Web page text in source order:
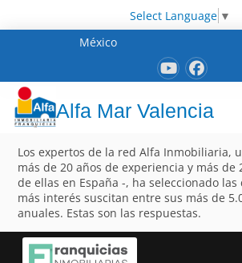
Select Language ▼
México
Alfa Mar Valencia
Los expertos de la red Alfa Inmobiliaria,
más de 20 años de experiencia y más de
de ellas en España -, ha seleccionado
más interés suscitan entre sus más de
anuales. Estas son las respuestas.